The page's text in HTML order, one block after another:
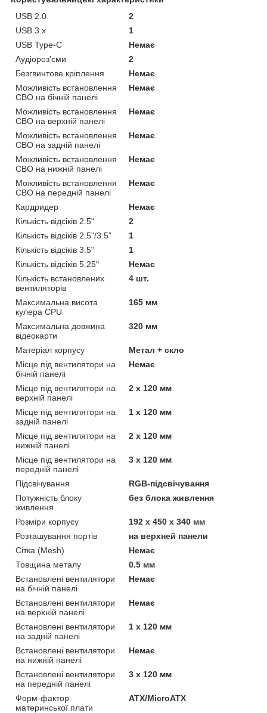
USB 2.0
2
USB 3.х
1
USB Type-C
Немає
Аудіороз'єми
2
Безгвинтове кріплення
Немає
Можливість встановлення
СВО на бічній панелі
Немає
Можливість встановлення
СВО на верхній панелі
Немає
Можливість встановлення
СВО на задній панелі
Немає
Можливість встановлення
СВО на нижній панелі
Немає
Можливість встановлення
СВО на передній панелі
Немає
Кардридер
Немає
Кількість відсіків 2.5"
2
Кількість відсіків 2.5"/3.5"
1
Кількість відсіків 3.5"
1
Кількість відсіків 5.25"
Немає
Кількість встановлених
вентиляторів
4 шт.
Максимальна висота
кулера CPU
165 мм
Максимальна довжина
відеокарти
320 мм
Матеріал корпусу
Метал + скло
Місце під вентилятори на
бічній панелі
Немає
Місце під вентилятори на
верхній панелі
2 х 120 мм
Місце під вентилятори на
задній панелі
1 х 120 мм
Місце під вентилятори на
нижній панелі
2 х 120 мм
Місце під вентилятори на
передній панелі
3 х 120 мм
Підсвічування
RGB-підсвічування
Потужність блоку
живлення
без блока живлення
Розміри корпусу
192 х 450 х 340 мм
Розташування портів
на верхней панели
Сітка (Mesh)
Немає
Товщина металу
0.5 мм
Встановлені вентилятори
на бічній панелі
Немає
Встановлені вентилятори
на верхній панелі
Немає
Встановлені вентилятори
на задній панелі
1 х 120 мм
Встановлені вентилятори
на нижній панелі
Немає
Встановлені вентилятори
на передній панелі
3 х 120 мм
Форм-фактор
материнської плати
ATX/MicroATX